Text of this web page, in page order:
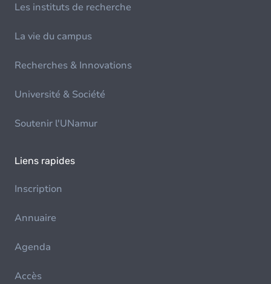
Les instituts de recherche
La vie du campus
Recherches & Innovations
Université & Société
Soutenir l'UNamur
Liens rapides
Inscription
Annuaire
Agenda
Accès